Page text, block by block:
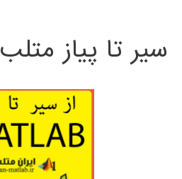
سیر تا پیاز متلب MATLAB